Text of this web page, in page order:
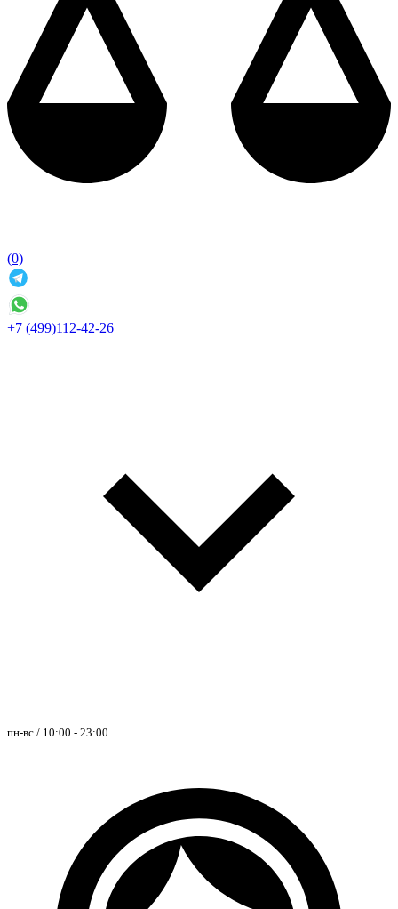
(0)
+7 (499)112-42-26
пн-вс / 10:00 - 23:00